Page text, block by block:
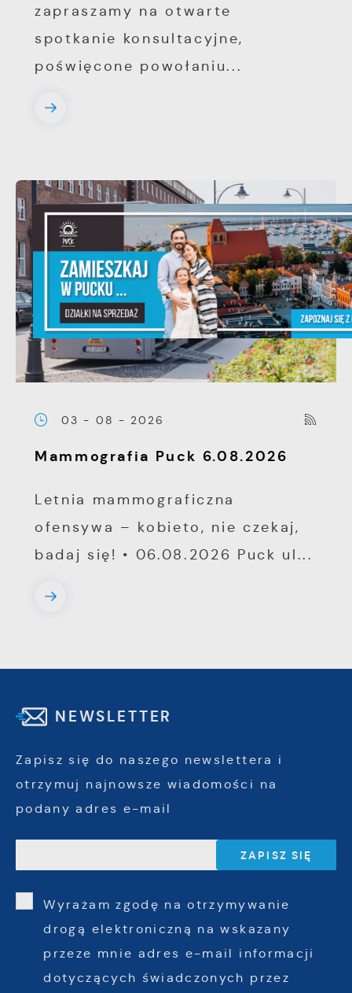
zapraszamy na otwarte
spotkanie konsultacyjne,
poświęcone powołaniu...
03 - 08 - 2026
Mammografia Puck 6.08.2026
Letnia mammograficzna
ofensywa – kobieto, nie czekaj,
badaj się! • 06.08.2026 Puck ul...
NEWSLETTER
Zapisz się do naszego newslettera i
otrzymuj najnowsze wiadomości na
podany adres e-mail
Wyrażam zgodę na otrzymywanie
drogą elektroniczną na wskazany
przeze mnie adres e-mail informacji
dotyczących świadczonych przez